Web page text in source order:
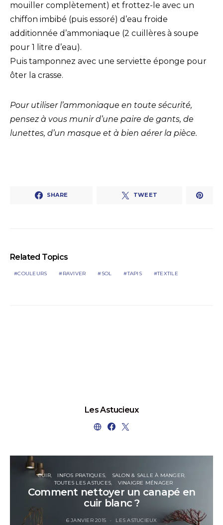
mouiller complètement) et frottez-le avec un
chiffon imbibé (puis essoré) d’eau froide
additionnée d’ammoniaque (2 cuillères à soupe
pour 1 litre d’eau).
Puis tamponnez avec une serviette éponge pour
ôter la crasse.
Pour utiliser l’ammoniaque en toute sécurité,
pensez à vous munir d’une paire de gants, de
lunettes, d’un masque et à bien aérer la pièce.
SHARE TWEET
Related Topics
COULEURS RAVIVER SOL TAPIS TEXTILE
Les Astucieux
CUIR INFOS PRATIQUES
SALON & SALLE À MANGER
TOUTES LES ASTUCES
VINAIGRE MÉNAGER
Comment nettoyer un canapé en
cuir blanc ?
6 JANVIER 2015 LES ASTUCIEUX